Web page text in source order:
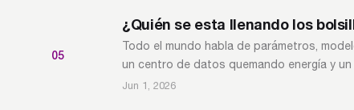
05
¿Quién se esta llenando los
Todo el mundo habla de parámetros,
un centro de datos quemando energía y
Jun 1, 2026